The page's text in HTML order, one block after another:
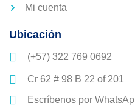
Mi cuenta
Ubicación
(+57) 322 769 0692
Cr 62 # 98 B 22 of 201
Escríbenos por WhatsAp